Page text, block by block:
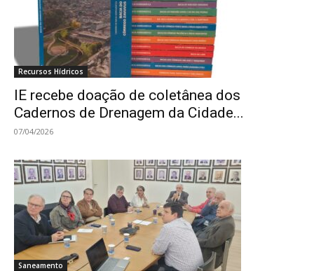
Recursos Hídricos
IE recebe doação de coletânea dos
Cadernos de Drenagem da Cidade...
07/04/2026
Saneamento